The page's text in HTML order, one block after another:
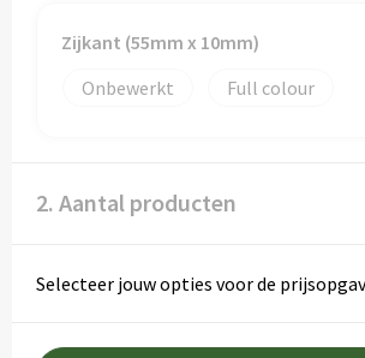
Zijkant (55mm x 10mm)
Onbewerkt
Full colour
2. Aantal producten
Selecteer jouw opties voor de